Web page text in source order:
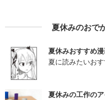
夏休みのおで
夏休みおすすめ
夏に読みたいお
夏休みの工作の